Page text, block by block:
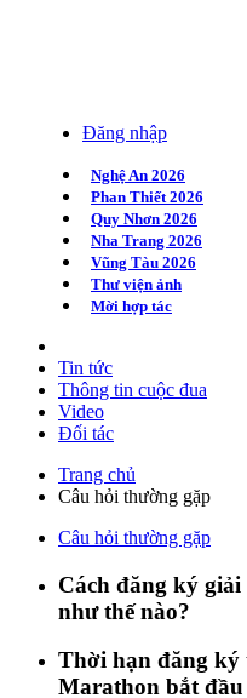
Đăng nhập
Nghệ An 2026
Phan Thiết 2026
Quy Nhơn 2026
Nha Trang 2026
Vũng Tàu 2026
Thư viện ảnh
Mời hợp tác
Tin tức
Thông tin cuộc đua
Video
Đối tác
Trang chủ
Câu hỏi thường gặp
Câu hỏi thường gặp
Cách đăng ký
như thế nào?
Thời hạn đăng ký
Marathon bắt